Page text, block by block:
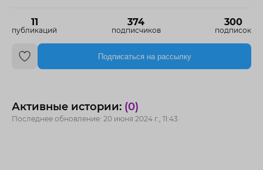
11
публикаций
374
подписчиков
300
подписок
Подписаться на рассылку
Активные истории: (0)
Последнее обновление: 20 июня 2024 г., 11:43